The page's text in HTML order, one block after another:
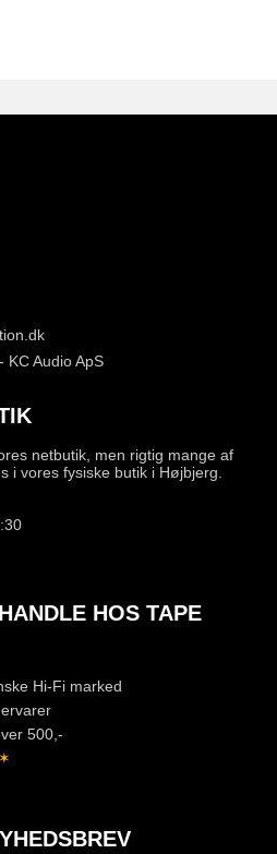
KC Audio ApS
netbutik, men rigtig mange af
i vores fysiske butik i Højbjerg.
HOS TAPE
Hi-Fi marked
500,-